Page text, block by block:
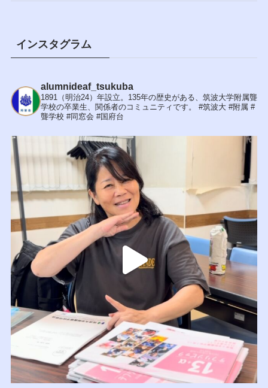
インスタグラム
alumnideaf_tsukuba
1891（明治24）年設立。135年の歴史がある、筑波大学附属聾
学校の卒業生、関係者のコミュニティです。
#筑波大 #附属 #
聾学校 #同窓会 #国府台